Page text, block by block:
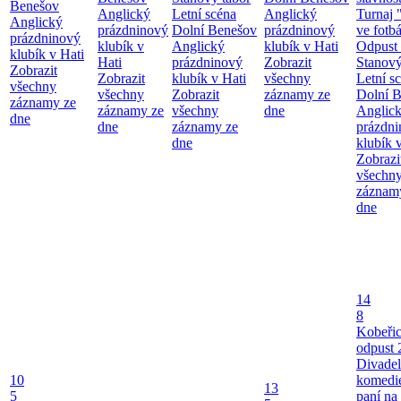
Benešov
Anglický
prázdninový
klubík v Hati
Zobrazit
všechny
záznamy ze
dne
Anglický
prázdninový
klubík v
Hati
Zobrazit
všechny
záznamy ze
dne
Letní scéna
Dolní Benešov
Anglický
prázdninový
klubík v Hati
Zobrazit
všechny
záznamy ze
dne
Anglický
prázdninový
klubík v Hati
Zobrazit
všechny
záznamy ze
dne
Turnaj
ve
Letní
Dolní
klubík
dne
10
5
13
14
8
odpust
paní na